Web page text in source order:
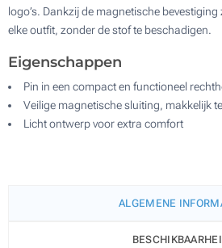
logo’s. Dankzij de magnetische
elke outfit, zonder de stof te beschadigen.
Eigenschappen
Pin in een compact en functioneel
Veilige magnetische sluiting, makkelijk
Licht ontwerp voor extra comfort
ALGEMENE